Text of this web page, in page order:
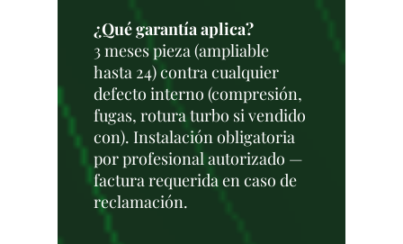
¿Qué garantía aplica?
3 meses pieza (ampliable
hasta 24) contra cualquier
defecto interno (compresión,
fugas, rotura turbo si vendido
con). Instalación obligatoria
por profesional autorizado —
factura requerida en caso de
reclamación.